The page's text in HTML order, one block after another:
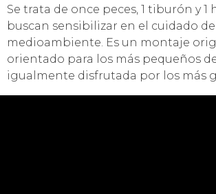
Se trata de once peces, 1 tiburón y 1
buscan sensibilizar en el cuidado del
medioambiente. Es un montaje
orientado para los más pequeños
igualmente disfrutada por los más